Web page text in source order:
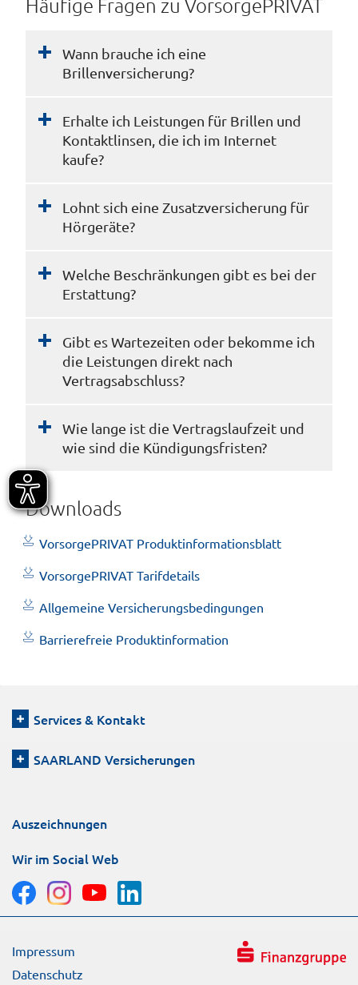
Häufige Fragen zu VorsorgePRIVAT
Wann brauche ich eine
Brillenversicherung?
Erhalte ich Leistungen für Brillen und
Kontaktlinsen, die ich im Internet
kaufe?
Lohnt sich eine Zusatzversicherung für
Hörgeräte?
Welche Beschränkungen gibt es bei der
Erstattung?
Gibt es Wartezeiten oder bekomme ich
die Leistungen direkt nach
Vertragsabschluss?
Wie lange ist die Vertragslaufzeit und
wie sind die Kündigungsfristen?
Downloads
VorsorgePRIVAT Produktinformationsblatt
VorsorgePRIVAT Tarifdetails
Allgemeine Versicherungsbedingungen
Barrierefreie Produktinformation
Services & Kontakt
SAARLAND Versicherungen
Auszeichnungen
Wir im Social Web
Impressum
Datenschutz